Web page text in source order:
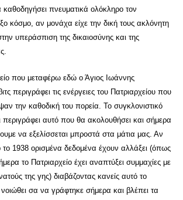
πνευματικά ολόκληρο τον
κόσμο, αν μονάχα είχε την δική τους ακλόνητη
υπεράσπιση της δικαιοσύνης και της
που μεταφέρω εδώ ο Άγιος Ιωάννης
περιγράφει τις ενέργειες του Πατριαρχείου που
την καθοδική του πορεία. Το συγκλονιστικό
περιγράφει αυτό που θα ακολουθήσει και σήμερα
να εξελίσσεται μπροστά στα μάτια μας. Αν
το 1938 ορισμένα δεδομένα έχουν αλλάξει (όπως
το Πατριαρχείο έχει αναπτύξει συμμαχίες με
της γης) διαβάζοντας κανείς αυτό το
νοιώθει σα να γράφτηκε σήμερα και βλέπει τα